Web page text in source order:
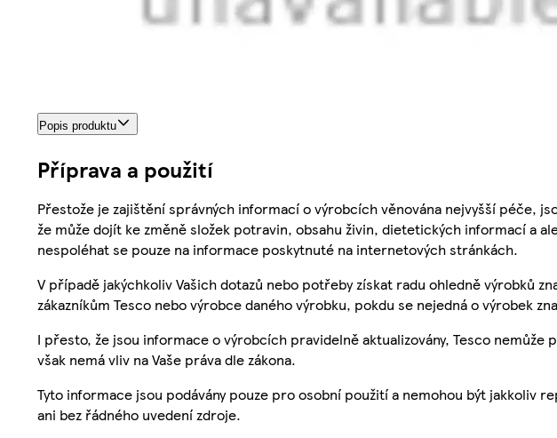
Popis produktu
Příprava a použití
Přestože je zajištění správných informací o výrobcích věnována nejvyšší péče,
že může dojít ke změně složek potravin, obsahu živin, dietetických informací a
nespoléhat se pouze na informace poskytnuté na internetových stránkách.
V případě jakýchkoliv Vašich dotazů nebo potřeby získat radu ohledně výrobků
zákazníkům Tesco nebo výrobce daného výrobku, pokdu se nejedná o výrobek
I přesto, že jsou informace o výrobcích pravidelně aktualizovány, Tesco
však nemá vliv na Vaše práva dle zákona.
Tyto informace jsou podávány pouze pro osobní použití a nemohou být jakkoliv
ani bez řádného uvedení zdroje.